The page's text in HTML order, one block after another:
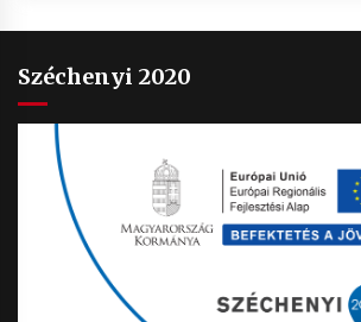
Széchenyi 2020